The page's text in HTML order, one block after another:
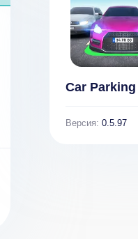
Car
Версия: 0.5.97